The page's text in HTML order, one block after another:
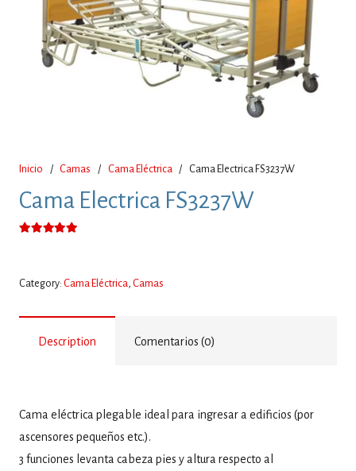
Inicio / Camas / Cama Eléctrica / Cama Electrica FS3237W
Cama Electrica FS3237W
Category: Cama Eléctrica , Camas
Description Comentarios (0)
Cama eléctrica plegable ideal para ingresar a edificios (por
ascensores pequeños etc.).
3 funciones levanta cabeza pies y altura respecto al